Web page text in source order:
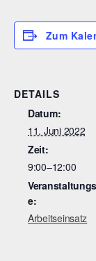
Zum
DETAILS
Datum:
11. Juni 2022
Zeit:
9:00–12:00
e:
Arbeitseinsatz